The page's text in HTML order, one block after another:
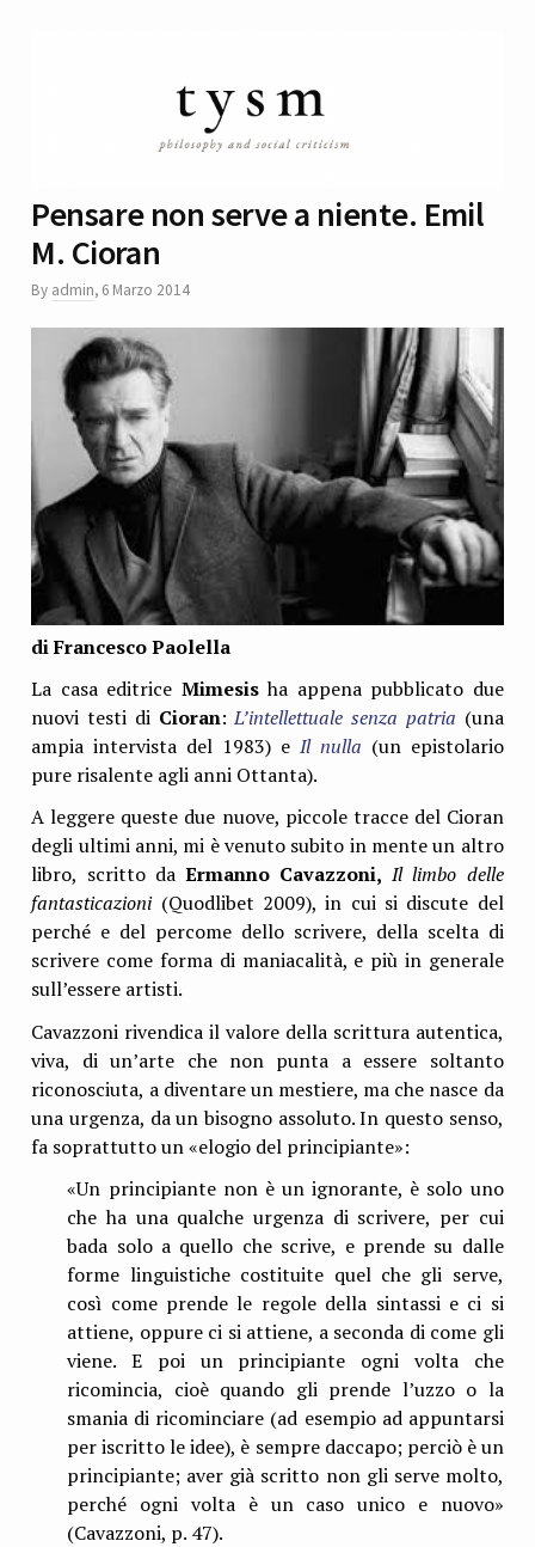
Pensare non serve a niente. Emil
M. Cioran
By admin, 6 Marzo 2014
di Francesco Paolella
La casa editrice Mimesisha appena pubblicato due
nuovi testi di Cioran:L’intellettuale senza patria (una
ampia intervista del 1983) e Il nulla (un epistolario
pure risalente agli anni Ottanta).
A leggere queste due nuove, piccole tracce del Cioran
degli ultimi anni, mi è venuto subito in mente un altro
libro, scritto da Ermanno Cavazzoni, Il limbo delle
fantasticazioni(Quodlibet 2009), in cui si discute del
perché e del percome dello scrivere, della scelta di
scrivere come forma di maniacalità, e più in generale
sull’essere artisti.
Cavazzoni rivendica il valore della scrittura autentica,
viva, di un’arte che non punta a essere soltanto
riconosciuta, a diventare un mestiere, ma che nasce da
una urgenza, da un bisogno assoluto. In questo senso,
fa soprattutto un «elogio del principiante»:
«Un principiante non è un ignorante, è solo uno
che ha una qualche urgenza di scrivere, per cui
bada solo a quello che scrive, e prende su dalle
forme linguistiche costituite quel che gli serve,
così come prende le regole della sintassi e ci si
attiene, oppure ci si attiene, a seconda di come gli
viene. E poi un principiante ogni volta che
ricomincia, cioè quando gli prende l’uzzo o la
smania di ricominciare (ad esempio ad appuntarsi
per iscritto le idee), è sempre daccapo; perciò è un
principiante; aver già scritto non gli serve molto,
perché ogni volta è un caso unico e nuovo»
(Cavazzoni, p. 47).